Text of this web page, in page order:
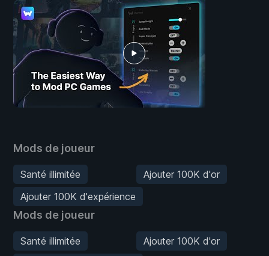
Mods de joueur
Santé illimitée
Ajouter 100K d'or
Ajouter 100K d'expérience
Mods de joueur
Santé illimitée
Ajouter 100K d'or